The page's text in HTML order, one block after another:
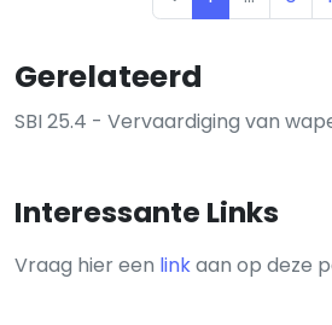
Gerelateerd
SBI 25.4 - Vervaardiging van
Interessante Links
Vraag hier een linkaan op deze